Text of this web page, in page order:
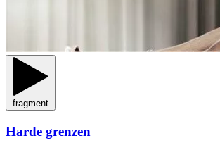
fragment
Harde grenzen